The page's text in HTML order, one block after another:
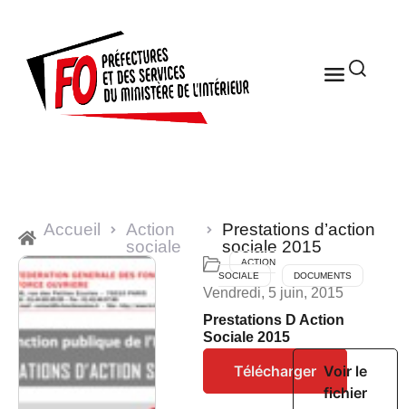
Accueil
Action
sociale
Prestations d’action
sociale 2015
ACTION
SOCIALE
DOCUMENTS
Vendredi, 5 juin, 2015
Prestations D Action
Sociale 2015
Télécharger Voir le
fichier